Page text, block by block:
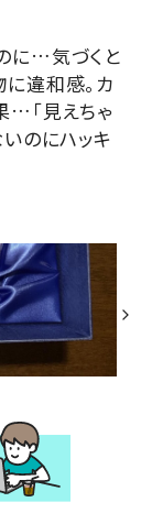
に…気づくと
違和感。カ
…「見えちゃ
いのにハッキ